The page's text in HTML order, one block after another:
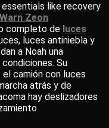
essentials like recovery
Zeon
completo de luces
luces antiniebla y
a Noah una
Su
camión con luces
atrás y de
hay deslizadores